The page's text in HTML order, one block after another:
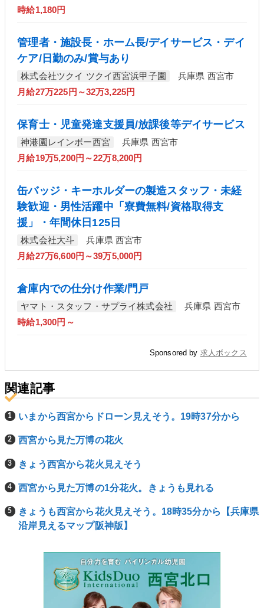
時給1,180円
管理者・施設長・ホーム長/デイサービス・デイ
ケア/日勤のみ/賞与あり
株式会社ツクイ ツクイ西宮浜甲子園
兵庫県 西宮市
月給27万225円～32万3,225円
保育士・児童発達支援員/放課後等デイサービス
神港園レインボー西宮
兵庫県 西宮市
月給19万5,200円～22万8,200円
缶バッジ・キーホルダーの製造スタッフ・未経
験歓迎・男性活躍中「寮費無料/資格取得支
援」・年間休日125日
株式会社大斗
兵庫県 西宮市
月給27万6,600円～39万5,000円
倉庫内での仕分け作業/門戸
ヤマト・スタッフ・サプライ株式会社
兵庫県 西宮市
時給1,300円～
Sponsored by 求人ボックス
関連記事
いまから西宮からドローン見えそう。19時37分から
西宮から見た万博の花火
きょう西宮から花火見えそう
西宮から見た万博の1分花火。きょうも見れる
きょうも西宮から花火見えそう。18時35分から【兵庫県
沿岸見えるマップ阪神版】